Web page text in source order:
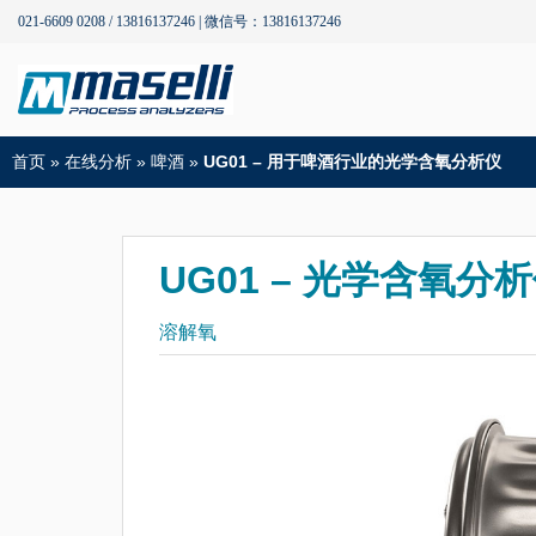
021-6609 0208 / 13816137246 | 微信号：13816137246
首页 » 在线分析 » 啤酒 » UG01 – 用于啤酒行业的光学含氧分析仪
UG01 – 光学含氧分
溶解氧